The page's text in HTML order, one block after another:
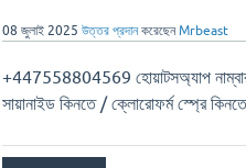
08 জুলাই 2025 উত্তর প্রদান করেছেনMrbeast
+447558804569 হোয়াটসঅ্যাপ নাম্বার
সায়ানাইড কিনতে / ক্লোরোফর্ম স্প্রে